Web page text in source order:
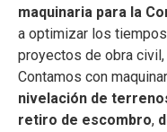
maquinaria para la
a optimizar los
proyectos de obra
Contamos con
nivelación de
retiro de escombro,